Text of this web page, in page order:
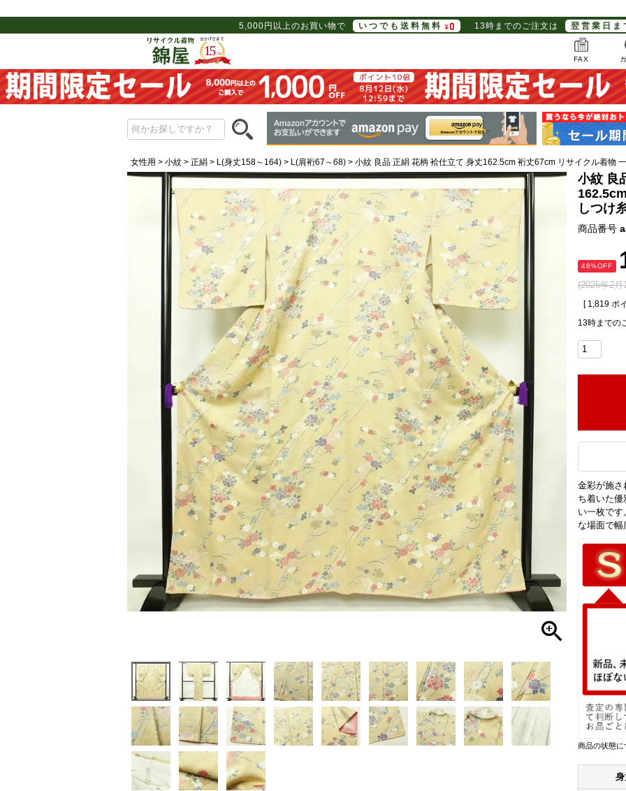
5,000円以上のお買い物で いつでも送料無料 13時までのご注文は 翌営業日
FAX
女性用 小紋 正絹 L(身丈158～164) L(肩裄67～68) 小紋 良品 正絹 花柄 袷仕立て 身丈162.5cm 裄丈67cm リサイクル着物
小紋 良
しつけ
商品番号
(2026年2
48%OFF
[ 1,819 ポ
13時までの
金彩が施さ
ち着いた
い一枚で
な場面で幅
商品の状態